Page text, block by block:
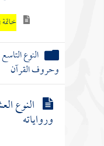
النوع
وحروف القرآن
النوع
ورواياته